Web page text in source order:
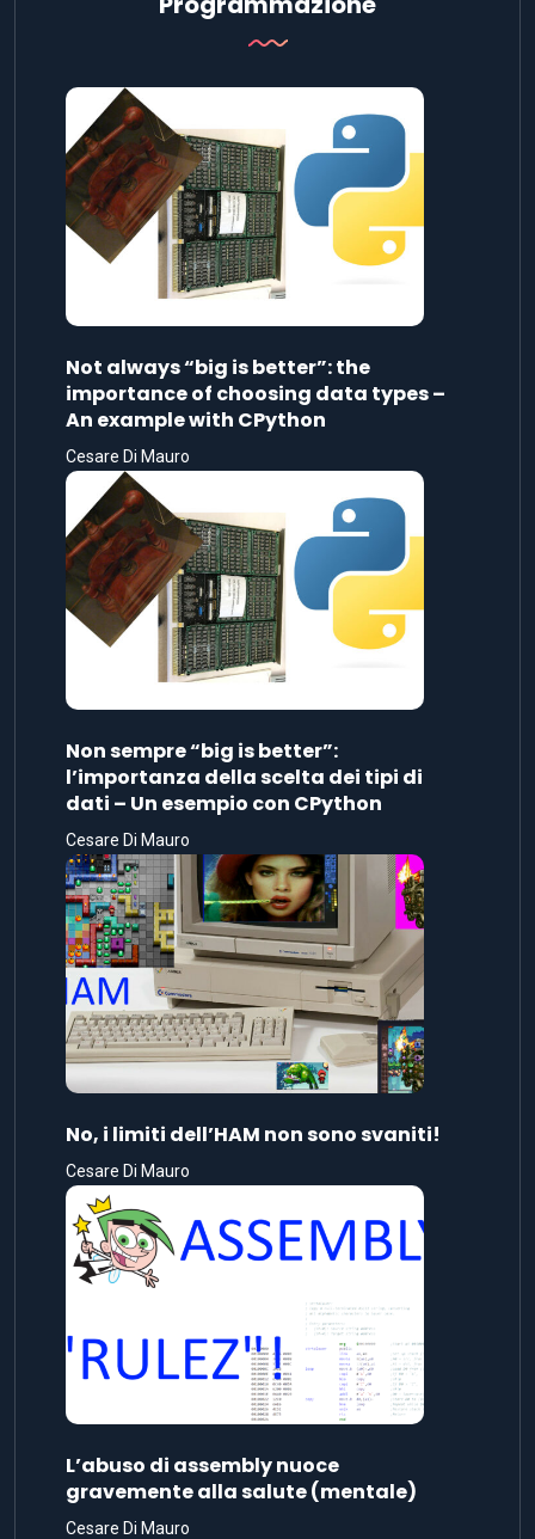
Not always “big is better”: the
importance of choosing data types –
An example with CPython
Cesare Di Mauro
Non sempre “big is better”:
l’importanza della scelta dei tipi di
dati – Un esempio con CPython
Cesare Di Mauro
No, i limiti dell’HAM non sono svaniti!
Cesare Di Mauro
L’abuso di assembly nuoce
gravemente alla salute (mentale)
Cesare Di Mauro